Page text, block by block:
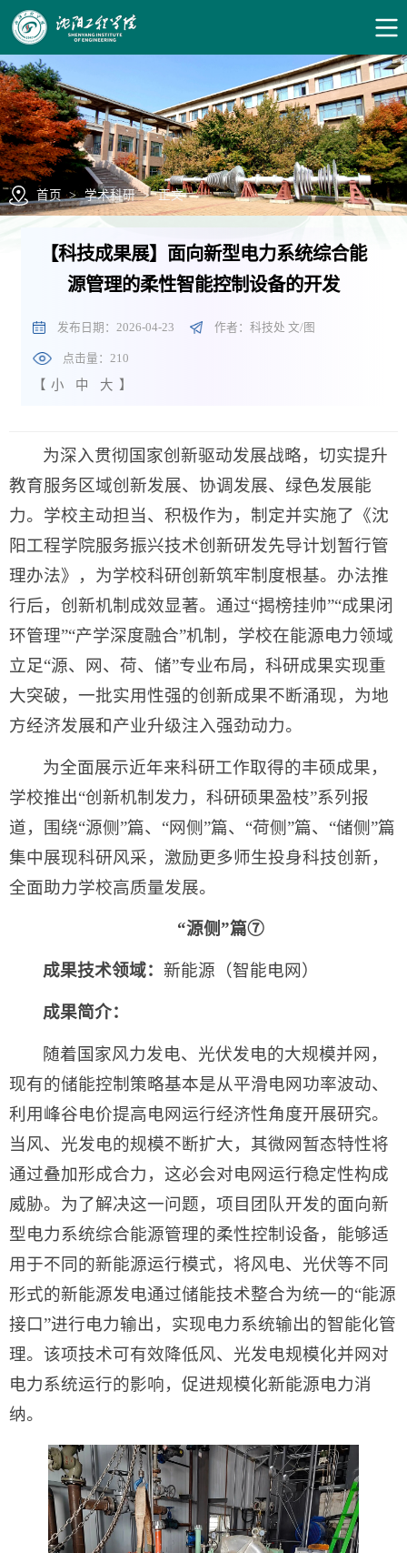
首页 > 学术科研 > 正文
【科技成果展】面向新型电力系统综合能
源管理的柔性智能控制设备的开发
发布日期：2026-04-23 作者：科技处 文/图
点击量：210
【 小 中 大 】
为深入贯彻国家创新驱动发展战略，切实提升
教育服务区域创新发展、协调发展、绿色发展能
力。学校主动担当、积极作为，制定并实施了《沈
阳工程学院服务振兴技术创新研发先导计划暂行管
理办法》，为学校科研创新筑牢制度根基。办法推
行后，创新机制成效显著。通过“揭榜挂帅”“成果闭
环管理”“产学深度融合”机制，学校在能源电力领域
立足“源、网、荷、储”专业布局，科研成果实现重
大突破，一批实用性强的创新成果不断涌现，为地
方经济发展和产业升级注入强劲动力。
为全面展示近年来科研工作取得的丰硕成果，
学校推出“创新机制发力，科研硕果盈枝”系列报
道，围绕“源侧”篇、“网侧”篇、“荷侧”篇、“储侧”篇
集中展现科研风采，激励更多师生投身科技创新，
全面助力学校高质量发展。
“源侧”篇⑦
成果技术领域：新能源（智能电网）
成果简介：
随着国家风力发电、光伏发电的大规模并网，
现有的储能控制策略基本是从平滑电网功率波动、
利用峰谷电价提高电网运行经济性角度开展研究。
当风、光发电的规模不断扩大，其微网暂态特性将
通过叠加形成合力，这必会对电网运行稳定性构成
威胁。为了解决这一问题，项目团队开发的面向新
型电力系统综合能源管理的柔性控制设备，能够适
用于不同的新能源运行模式，将风电、光伏等不同
形式的新能源发电通过储能技术整合为统一的“能源
接口”进行电力输出，实现电力系统输出的智能化管
理。该项技术可有效降低风、光发电规模化并网对
电力系统运行的影响，促进规模化新能源电力消
纳。